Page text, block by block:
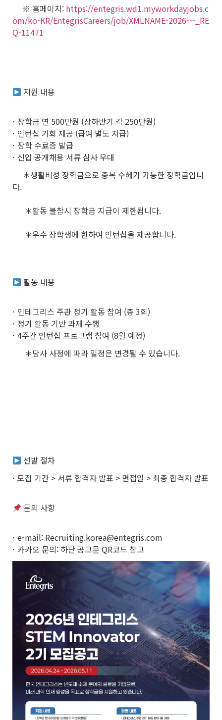
※ 홈페이지: https://entegris.wd1.myworkdayjobs.c
om/ko-KR/EntegrisCareers/job/XMLNAME-2026---_RE
Q-11471
지원 내용
장학금 연 500만원 (상하반기 각 250만원)
인턴십 기회 제공 (급여 별도 지급)
장학 수료증 발급
신입 공개채용 서류 심사 우대
＊생활비성 장학금으로 중복 수혜가 가능한 장학금입니
다.
＊활동 불참시 장학금 지급이 제한됩니다.
＊우수 장학생에 한하여 인턴십을 제공합니다.
활동 내용
인테그리스 주관 정기 활동 참여 (총 3회)
정기 활동 기반 과제 수행
4주간 인턴십 프로그램 참여 (8월 예정)
＊당사 사정에 따라 일정은 변경될 수 있습니다.
선발 절차
모집 기간 > 서류 합격자 발표 > 면접일 > 최종 합격자 발표
문의 사항
e-mail: Recruiting.korea@entegris.com
카카오 문의: 하단 공고문 QR코드 참고